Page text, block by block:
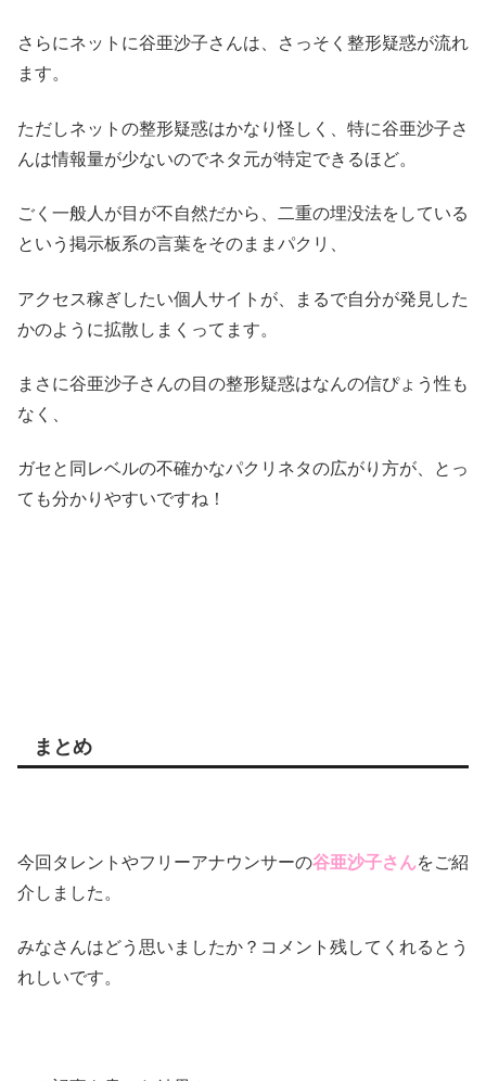
さらにネットに谷亜沙子さんは、さっそく整形疑惑が流れ
ます。
ただしネットの整形疑惑はかなり怪しく、特に谷亜沙子さ
んは情報量が少ないのでネタ元が特定できるほど。
ごく一般人が目が不自然だから、二重の埋没法をしている
という掲示板系の言葉をそのままパクリ、
アクセス稼ぎしたい個人サイトが、まるで自分が発見した
かのように拡散しまくってます。
まさに谷亜沙子さんの目の整形疑惑はなんの信ぴょう性も
なく、
ガセと同レベルの不確かなパクリネタの広がり方が、とっ
ても分かりやすいですね！
まとめ
今回タレントやフリーアナウンサーの谷亜沙子さんをご紹
介しました。
みなさんはどう思いましたか？コメント残してくれるとう
れしいです。